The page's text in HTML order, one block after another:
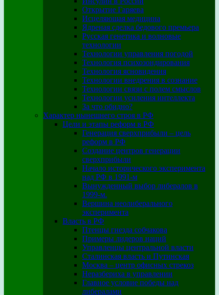
Открытие Гаряева
Исцеляющая медицина
Ядреная сделка бедового премьера
Русская генетика и волновые
технологии
Технологии управления погодой
Технология психозондирования
Технология ясновидения
Технологии внедрения в сознание
Технологии связи с полем смыслов
Технологии усиления интеллекта
За что обидно?
Характер нынешнего строя в РФ
Цели и этапы реформ в РФ
Генерация сверхприбыли – цель
реформ в РФ
Создание центров генерации
сверхприбыли
Начало исторического эксперимента
над РФ в 1991-м
Вынужденный выбор либералов в
1999-м.
Вершина неолиберального
эксперимента
Власть в РФ
Птенцы гнезда собчакова
Примеры лидеров наций
Управленцы центральной власти
Сталинская власть и Путинская
Москва – центр офисных стрекоз
Неразбериха в управлении
Главное условие победы над
либералами